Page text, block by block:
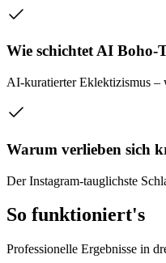
Wie schichtet AI Boho-
AI-kuratierter Eklektizismus –
Warum verlieben sich
Der Instagram-tauglichste
So funktioniert's
Professionelle Ergebnisse in